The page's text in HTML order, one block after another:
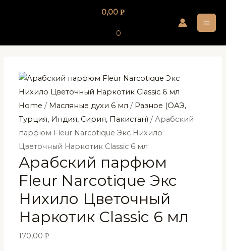
0,00 Р
0
Home / Масляные духи 6 мл / Разное (ОАЭ,
Турция, Индия, Сирия, Пакистан) / Арабский
парфюм Fleur Narcotique Экс Нихило
Цветочный Наркотик Classic 6 мл
Арабский парфюм
Fleur Narcotique Экс
Нихило Цветочный
Наркотик Classic 6 мл
170,00Р